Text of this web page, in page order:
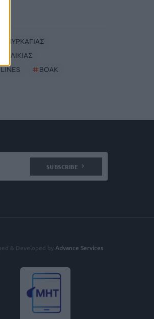
ΠΥΡΚΑΓΙΑΣ
ΧΑΛΙΚΙΑΣ
#ΒΟΑΚ
SUBSCRIBE
& Developed by Advance Services